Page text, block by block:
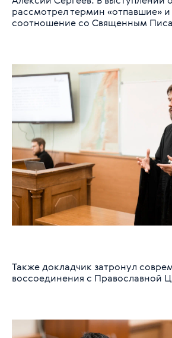
рассмотрел термин «отпавшие» и
соотношение со Священным
Также докладчик затронул
воссоединения с Православной